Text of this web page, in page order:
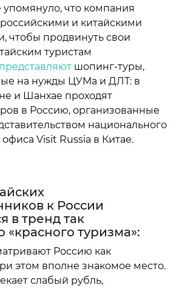
упомянуло, что компания
и китайскими
чтобы продвинуть свои
туристам
представляют шопинг-туры,
на нужды ЦУМа и ДЛТ: в
и Шанхае проходят
в Россию, организованные
национального
Visit Russia в Китае.
к России
в тренд так
«красного туризма»:
Россию как
этом вполне знакомое место.
слабый рубль,